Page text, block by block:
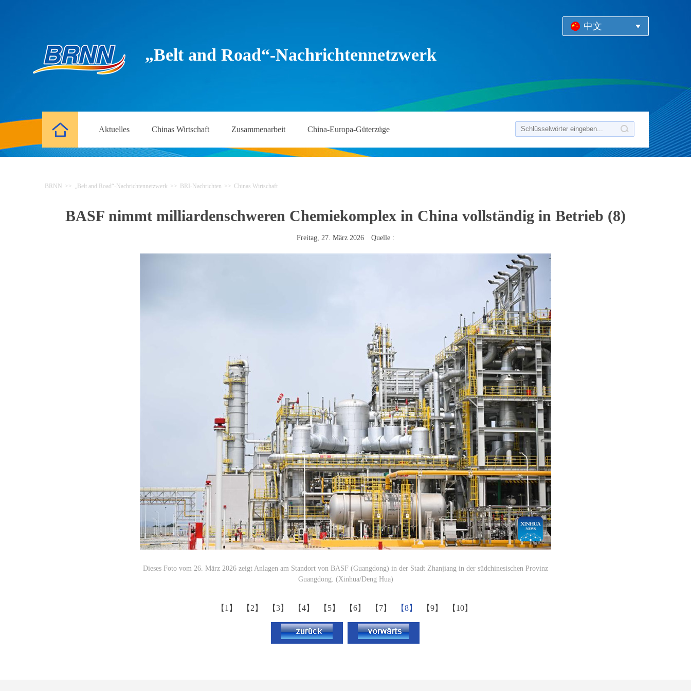
中文
„Belt and Road“-Nachrichtennetzwerk
Aktuelles Chinas Wirtschaft Zusammenarbeit China-Europa-Güterzüge
BRNN >> „Belt and Road“-Nachrichtennetzwerk >> BRI-Nachrichten >> Chinas Wirtschaft
BASF nimmt milliardenschweren Chemiekomplex in China vollständig in Betrieb (8)
Freitag, 27. März 2026 Quelle :
Dieses Foto vom 26. März 2026 zeigt Anlagen am Standort von BASF (Guangdong) in der Stadt Zhanjiang in der südchinesischen Provinz
Guangdong. (Xinhua/Deng Hua)
【1】 【2】 【3】 【4】 【5】 【6】 【7】 【8】 【9】 【10】